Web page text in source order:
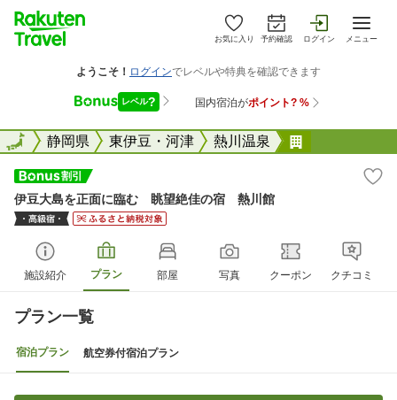
お気に入り 予約確認 ログイン メニュー
全国静岡県 東伊豆・河津 熱川温泉
全国
伊豆大島を正面に臨む 眺望絶佳の宿 熱川館
施設紹介 プラン 部屋 写真 クーポン クチコミ
プラン一覧
宿泊プラン 航空券付宿泊プラン